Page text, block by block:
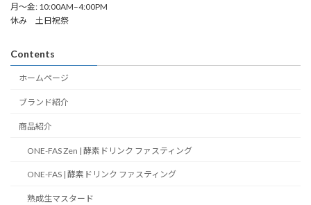
月～金: 10:00AM–4:00PM
休み 土日祝祭
Contents
ホームページ
ブランド紹介
商品紹介
ONE-FAS Zen | 酵素ドリンク ファスティング
ONE-FAS | 酵素ドリンク ファスティング
熟成生マスタード